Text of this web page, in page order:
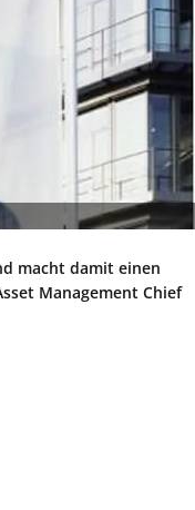
macht damit einen
Management Chief